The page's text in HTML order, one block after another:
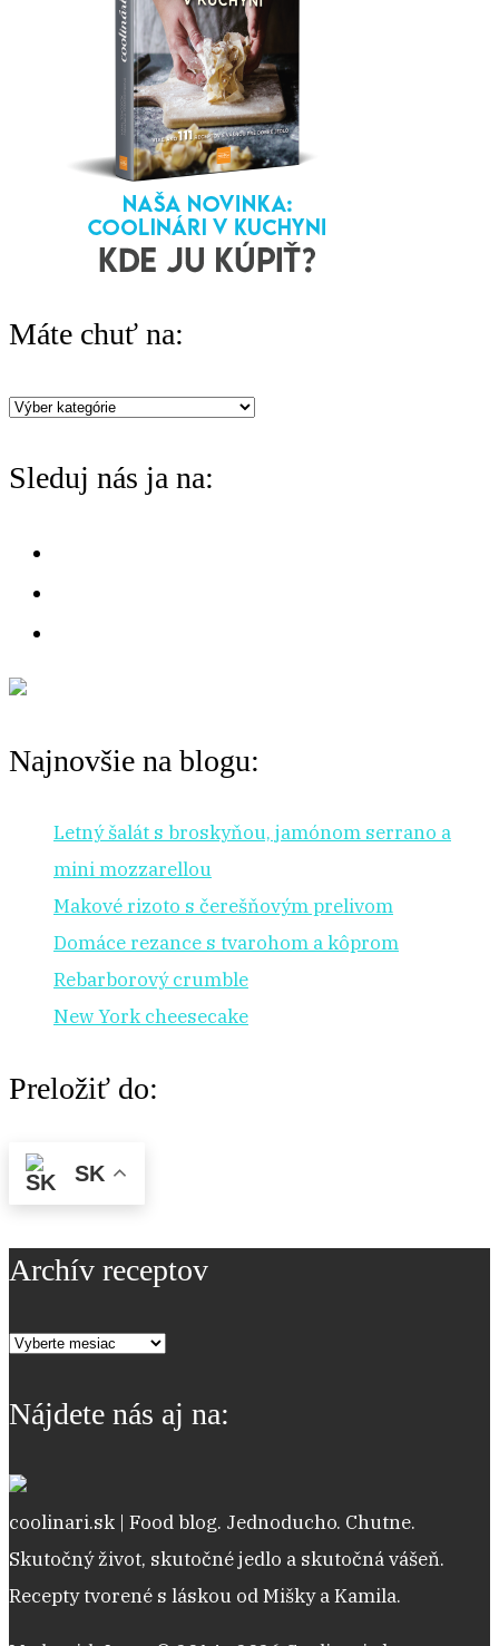
Máte chuť na:
Máte
na:
Sleduj nás ja na:
Najnovšie na blogu:
Letný šalát s broskyňou, jamónom serrano a
mini mozzarellou
Makové rizoto s čerešňovým prelivom
Domáce rezance s tvarohom a kôprom
Rebarborový crumble
New York cheesecake
Preložiť do:
SK
Archív receptov
Archív
Nájdete nás aj na:
coolinari.sk | Food blog. Jednoducho. Chutne.
Skutočný život, skutočné jedlo a skutočná vášeň.
Recepty tvorené s láskou od Mišky a Kamila.